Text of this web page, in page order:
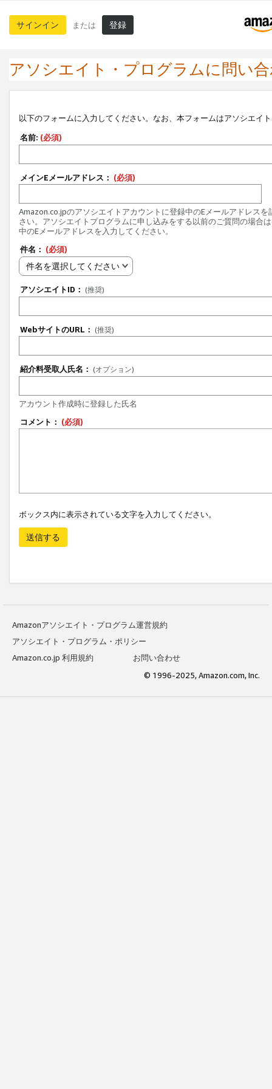
サインイン または 登録
アソシエイト・プログラムに問い
以下のフォームに入力してください。なお、本フォームはアソシエイ
名前: (必須)
メインEメールアドレス： (必須)
Amazon.co.jpのアソシエイトアカウントに登録中のEメールアドレスを
さい。アソシエイトプログラムに申し込みをする以前のご質問の場合
中のEメールアドレスを入力してください。
件名： (必須)
件名を選択してください
アソシエイトID： (推奨)
WebサイトのURL： (推奨)
紹介料受取人氏名： (オプション)
アカウント作成時に登録した氏名
コメント： (必須)
ボックス内に表示されている文字を入力してください。
送信する
Amazonアソシエイト・プログラム運営規約
アソシエイト・プログラム・ポリシー
Amazon.co.jp 利用規約
お問い合わせ
© 1996-2025, Amazon.com, Inc.